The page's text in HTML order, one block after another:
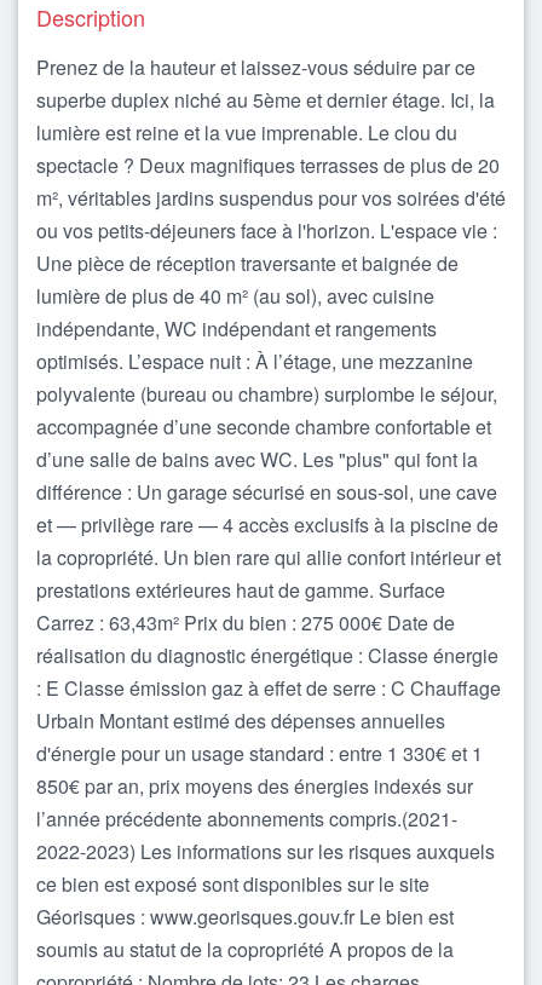
Description
Prenez de la hauteur et laissez-vous séduire par ce
superbe duplex niché au 5ème et dernier étage. Ici, la
lumière est reine et la vue imprenable. Le clou du
spectacle ? Deux magnifiques terrasses de plus de 20
m², véritables jardins suspendus pour vos soirées d'été
ou vos petits-déjeuners face à l'horizon. L'espace vie :
Une pièce de réception traversante et baignée de
lumière de plus de 40 m² (au sol), avec cuisine
indépendante, WC indépendant et rangements
optimisés. L’espace nuit : À l’étage, une mezzanine
polyvalente (bureau ou chambre) surplombe le séjour,
accompagnée d’une seconde chambre confortable et
d’une salle de bains avec WC. Les "plus" qui font la
différence : Un garage sécurisé en sous-sol, une cave
et — privilège rare — 4 accès exclusifs à la piscine de
la copropriété. Un bien rare qui allie confort intérieur et
prestations extérieures haut de gamme. Surface
Carrez : 63,43m² Prix du bien : 275 000€ Date de
réalisation du diagnostic énergétique : Classe énergie
: E Classe émission gaz à effet de serre : C Chauffage
Urbain Montant estimé des dépenses annuelles
d'énergie pour un usage standard : entre 1 330€ et 1
850€ par an, prix moyens des énergies indexés sur
l’année précédente abonnements compris.(2021-
2022-2023) Les informations sur les risques auxquels
ce bien est exposé sont disponibles sur le site
Géorisques : www.georisques.gouv.fr Le bien est
soumis au statut de la copropriété A propos de la